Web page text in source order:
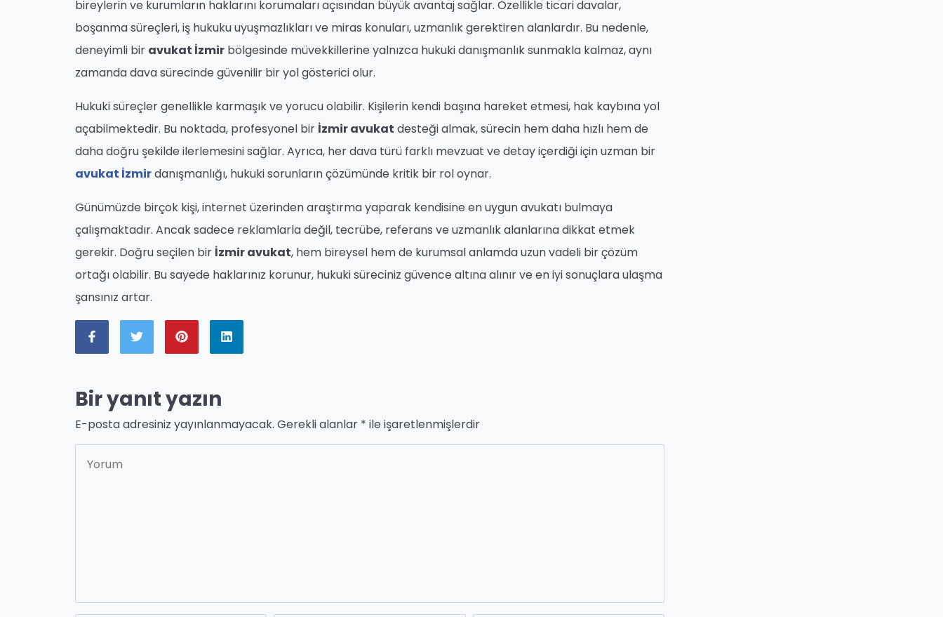
bireylerin ve kurumların haklarını korumaları açısından büyük avantaj sağlar. Özellikle ticari davalar,
boşanma süreçleri, iş hukuku uyuşmazlıkları ve miras konuları, uzmanlık gerektiren alanlardır. Bu nedenle,
deneyimli bir avukat İzmir bölgesinde müvekkillerine yalnızca hukuki danışmanlık sunmakla kalmaz, aynı
zamanda dava sürecinde güvenilir bir yol gösterici olur.
Hukuki süreçler genellikle karmaşık ve yorucu olabilir. Kişilerin kendi başına hareket etmesi, hak kaybına yol
açabilmektedir. Bu noktada, profesyonel bir İzmir avukat desteği almak, sürecin hem daha hızlı hem de
daha doğru şekilde ilerlemesini sağlar. Ayrıca, her dava türü farklı mevzuat ve detay içerdiği için uzman bir
avukat İzmirdanışmanlığı, hukuki sorunların çözümünde kritik bir rol oynar.
Günümüzde birçok kişi, internet üzerinden araştırma yaparak kendisine en uygun avukatı bulmaya
çalışmaktadır. Ancak sadece reklamlarla değil, tecrübe, referans ve uzmanlık alanlarına dikkat etmek
gerekir. Doğru seçilen bir İzmir avukat, hem bireysel hem de kurumsal anlamda uzun vadeli bir çözüm
ortağı olabilir. Bu sayede haklarınız korunur, hukuki süreciniz güvence altına alınır ve en iyi sonuçlara ulaşma
şansınız artar.
Bir yanıt yazın
E-posta adresiniz yayınlanmayacak. Gerekli alanlar * ile işaretlenmişlerdir